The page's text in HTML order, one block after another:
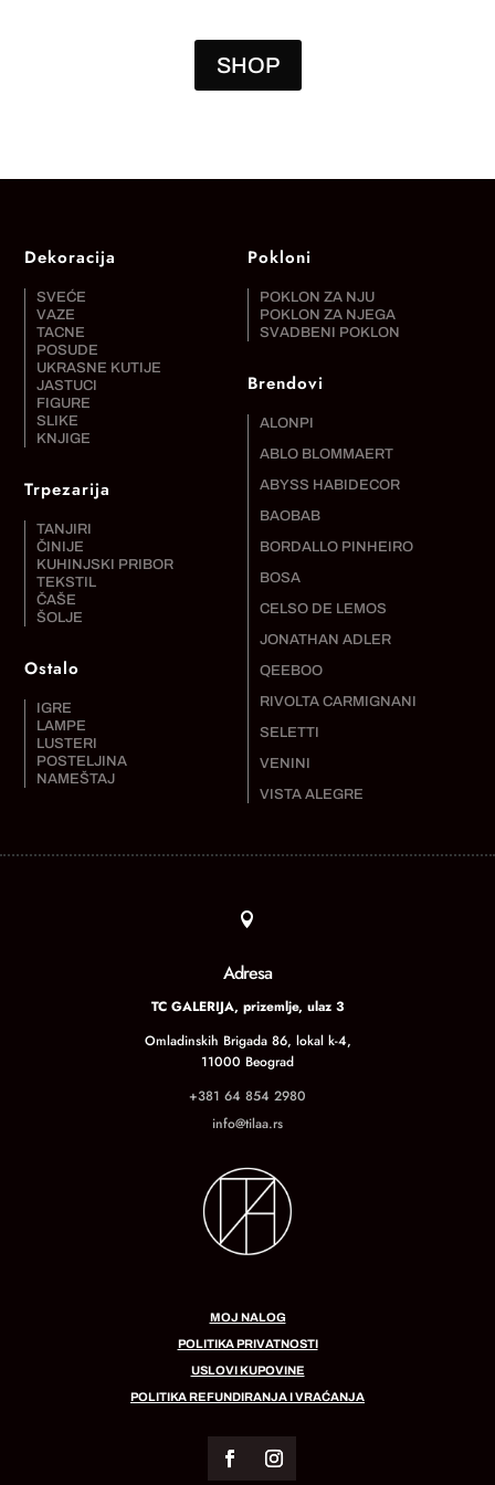
SHOP
Dekoracija
SVEĆE
VAZE
TACNE
POSUDE
UKRASNE KUTIJE
JASTUCI
FIGURE
SLIKE
KNJIGE
Trpezarija
TANJIRI
ČINIJE
KUHINJSKI PRIBOR
TEKSTIL
ČAŠE
ŠOLJE
Ostalo
IGRE
LAMPE
LUSTERI
POSTELJINA
NAMEŠTAJ
Pokloni
POKLON ZA NJU
POKLON ZA NJEGA
SVADBENI POKLON
Brendovi
ALONPI
ABLO BLOMMAERT
ABYSS HABIDECOR
BAOBAB
BORDALLO PINHEIRO
BOSA
CELSO DE LEMOS
JONATHAN ADLER
QEEBOO
RIVOLTA CARMIGNANI
SELETTI
VENINI
VISTA ALEGRE

Adresa
TC GALERIJA, prizemlje, ulaz 3
Omladinskih Brigada 86, lokal k-4,
11000 Beograd
+381 64 854 2980
info@tilaa.rs
MOJ NALOG
POLITIKA PRIVATNOSTI
USLOVI KUPOVINE
POLITIKA REFUNDIRANJA I VRAĆANJA